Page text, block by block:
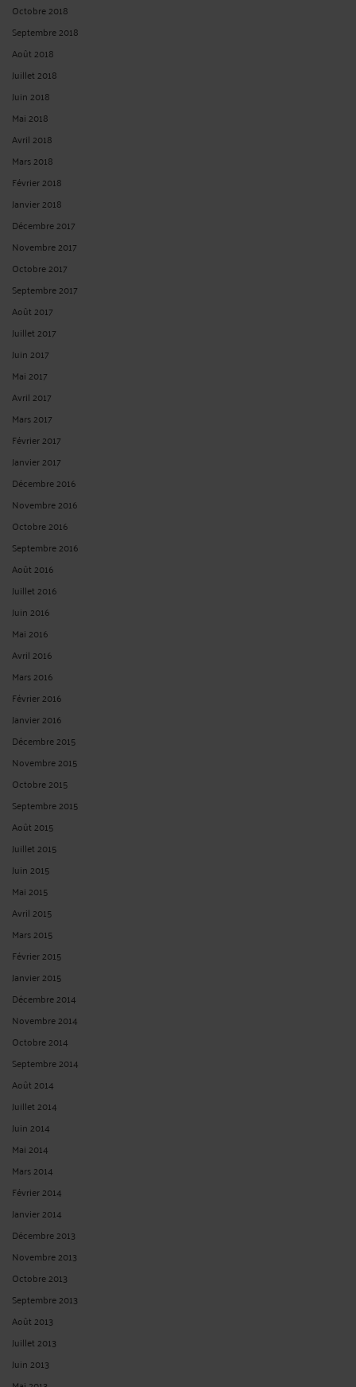
Octobre 2018
Septembre 2018
Août 2018
Juillet 2018
Juin 2018
Mai 2018
Avril 2018
Mars 2018
Février 2018
Janvier 2018
Décembre 2017
Novembre 2017
Octobre 2017
Septembre 2017
Août 2017
Juillet 2017
Juin 2017
Mai 2017
Avril 2017
Mars 2017
Février 2017
Janvier 2017
Décembre 2016
Novembre 2016
Octobre 2016
Septembre 2016
Août 2016
Juillet 2016
Juin 2016
Mai 2016
Avril 2016
Mars 2016
Février 2016
Janvier 2016
Décembre 2015
Novembre 2015
Octobre 2015
Septembre 2015
Août 2015
Juillet 2015
Juin 2015
Mai 2015
Avril 2015
Mars 2015
Février 2015
Janvier 2015
Décembre 2014
Novembre 2014
Octobre 2014
Septembre 2014
Août 2014
Juillet 2014
Juin 2014
Mai 2014
Mars 2014
Février 2014
Janvier 2014
Décembre 2013
Novembre 2013
Octobre 2013
Septembre 2013
Août 2013
Juillet 2013
Juin 2013